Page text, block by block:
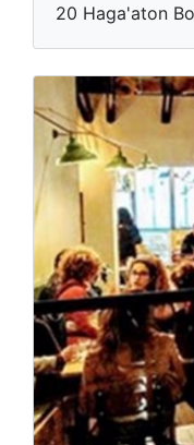
20 Haga'aton